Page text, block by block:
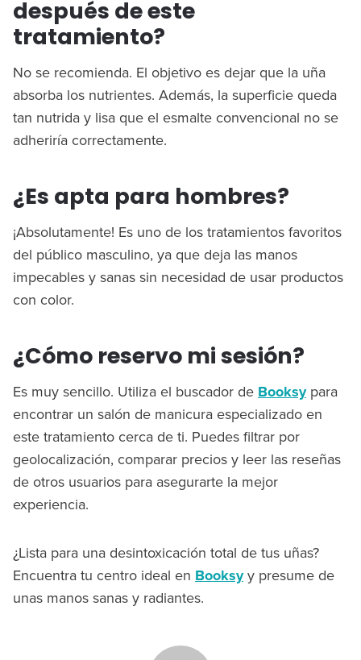
después de este
tratamiento?
No se recomienda. El objetivo es dejar que la uña
absorba los nutrientes. Además, la superficie queda
tan nutrida y lisa que el esmalte convencional no se
adheriría correctamente.
¿Es apta para hombres?
¡Absolutamente! Es uno de los tratamientos favoritos
del público masculino, ya que deja las manos
impecables y sanas sin necesidad de usar productos
con color.
¿Cómo reservo mi sesión?
Es muy sencillo. Utiliza el buscador de Booksypara
encontrar un salón de manicura especializado en
este tratamiento cerca de ti. Puedes filtrar por
geolocalización, comparar precios y leer las reseñas
de otros usuarios para asegurarte la mejor
experiencia.
¿Lista para una desintoxicación total de tus uñas?
Encuentra tu centro ideal en Booksyy presume de
unas manos sanas y radiantes.